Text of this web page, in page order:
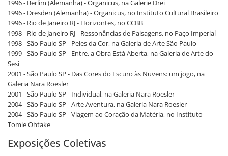
1996 - Berlim (Alemanha) - Organicus, na Galerie Drei
1996 - Dresden (Alemanha) - Organicus, no Instituto Cultural Brasileiro
1996 - Rio de Janeiro RJ - Horizontes, no CCBB
1998 - Rio de Janeiro RJ - Ressonâncias de Paisagens, no Paço Imperial
1998 - São Paulo SP - Peles da Cor, na Galeria de Arte São Paulo
1999 - São Paulo SP - Entre, a Obra Está Aberta, na Galeria de Arte do
Sesi
2001 - São Paulo SP - Das Cores do Escuro às Nuvens: um jogo, na
Galeria Nara Roesler
2001 - São Paulo SP - Individual, na Galeria Nara Roesler
2004 - São Paulo SP - Arte Aventura, na Galeria Nara Roesler
2004 - São Paulo SP - Viagem ao Coração da Matéria, no Instituto
Tomie Ohtake
Exposições Coletivas